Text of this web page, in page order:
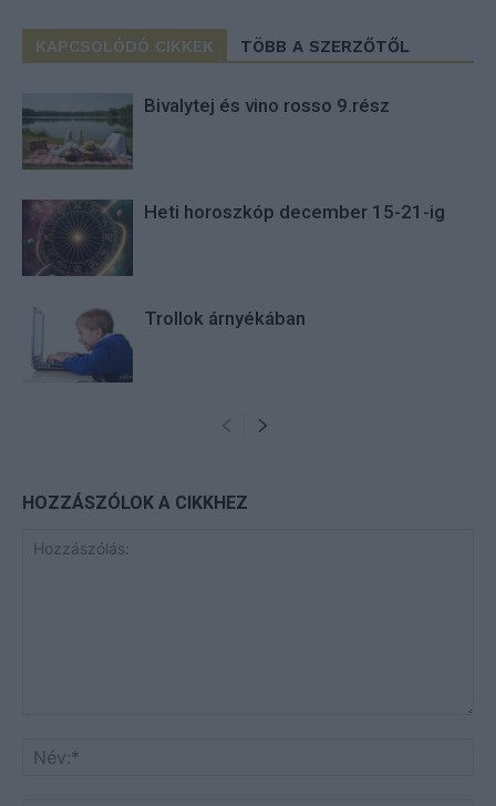
KAPCSOLÓDÓ CIKKEK TÖBB A SZERZŐTŐL
Bivalytej és vino rosso 9.rész
Heti horoszkóp december 15-21-ig
Trollok árnyékában
HOZZÁSZÓLOK A CIKKHEZ